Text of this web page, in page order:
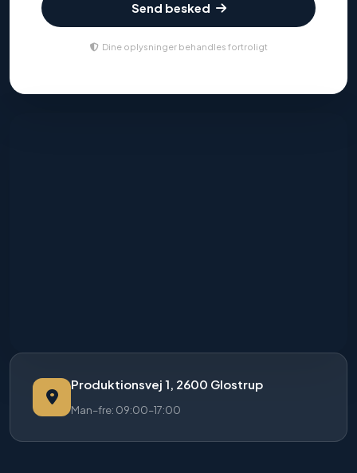
Send besked
Dine oplysninger behandles fortroligt
Produktionsvej 1, 2600 Glostrup
Man–fre: 09:00–17:00